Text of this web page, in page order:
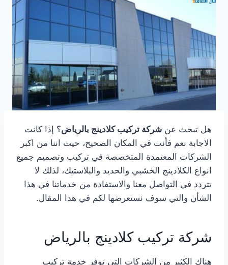
هل تبحث عن شركة تركيب كلادينج بالرياض؟ إذا كانت
الاجابة نعم فأنت في المكان الصحيح، حيث اننا من اكبر
الشركات المعتمدة المتخصصة في تركيب وتصميم جميع
انواع الكلادينج الخشبي والحديد والبلاستيك، لذلك لا
تتردد في التواصل معنا والاستفادة من خدماتنا في هذا
الشأن والتي سوف نستعرضها لكم في هذا المقال.
شركة تركيب كلادينج بالرياض
هناك الكثير من الشركات التي توفر خدمة تركيب